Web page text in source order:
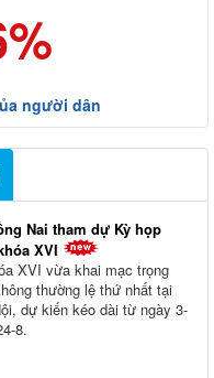
người dân
Nai tham dự Kỳ họp
XVI
XVI vừa khai mạc trọng
thường lệ thứ nhất tại
dự kiến kéo dài từ ngày 3-
8.